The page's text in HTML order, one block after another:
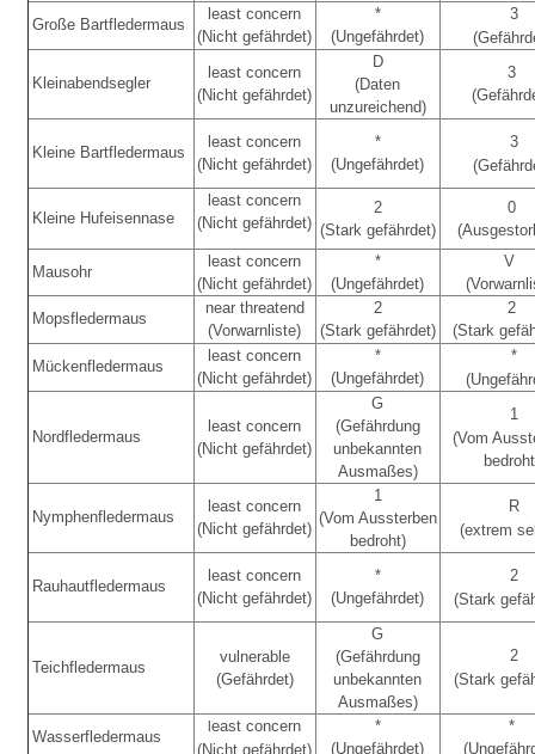
Große Bartfledermaus
least concern
(Nicht gefährdet)
*
(Ungefährdet)
3
Kleinabendsegler
least concern
(Nicht gefährdet)
D
(Daten
unzureichend)
3
Kleine Bartfledermaus
least concern
(Nicht gefährdet)
*
(Ungefährdet)
3
Kleine Hufeisennase
least concern
(Nicht gefährdet)
2
(Stark gefährdet)
0
Mausohr
least concern
(Nicht gefährdet)
*
(Ungefährdet)
V
Mopsfledermaus
near threatend
(Vorwarnliste)
2
(Stark gefährdet)
2
(Stark
Mückenfledermaus
least concern
(Nicht gefährdet)
*
(Ungefährdet)
*
Nordfledermaus
least concern
(Nicht gefährdet)
G
(Gefährdung
unbekannten
Ausmaßes)
1
(Vom
Nymphenfledermaus
least concern
(Nicht gefährdet)
1
(Vom Aussterben
bedroht)
R
(extrem
Rauhautfledermaus
least concern
(Nicht gefährdet)
*
(Ungefährdet)
2
(Stark
Teichfledermaus
vulnerable
(Gefährdet)
G
(Gefährdung
unbekannten
Ausmaßes)
2
(Stark
Wasserfledermaus
least concern
(Nicht gefährdet)
*
(Ungefährdet)
*